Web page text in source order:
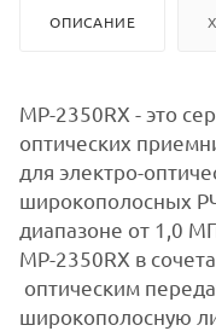
ОПИСАНИЕ
MP-2350RX - это
оптических
для электро-
широкополосных
диапазоне от 1,0
MP-2350RX в
оптическим
широкополосную